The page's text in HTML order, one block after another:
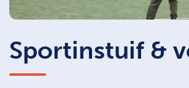
Sportinstuif &